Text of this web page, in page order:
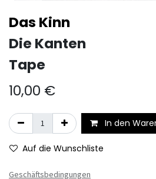
Das Kinn
Die Kanten
Tape
10,00 €
In den
Auf die Wunschliste
Geschäftsbedingungen